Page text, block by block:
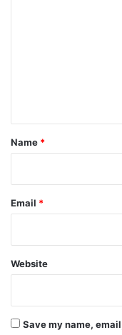
*
Name *
Email *
Website
Save my name,